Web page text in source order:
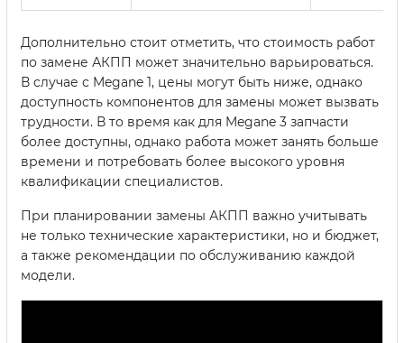
Дополнительно стоит отметить, что стоимость работ
по замене АКПП может значительно варьироваться.
В случае с Megane 1, цены могут быть ниже, однако
доступность компонентов для замены может вызвать
трудности. В то время как для Megane 3 запчасти
более доступны, однако работа может занять больше
времени и потребовать более высокого уровня
квалификации специалистов.
При планировании замены АКПП важно учитывать
не только технические характеристики, но и бюджет,
а также рекомендации по обслуживанию каждой
модели.